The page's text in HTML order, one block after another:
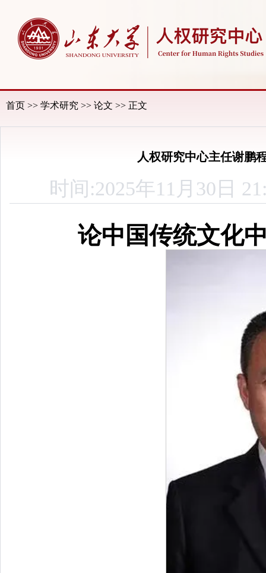
首页 >> 学术研究 >> 论文 >> 正文
人权研究中心主任谢鹏
时间:2025年11月30
论中国传统文化